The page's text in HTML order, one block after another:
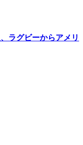
ラグビーからアメリ